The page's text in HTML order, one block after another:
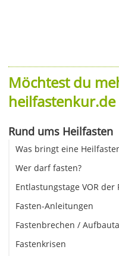
Möchtest du
heilfastenkur.de
Rund ums Heilfasten
Was bringt eine
Wer darf fasten?
Entlastungstage VOR der
Fasten-Anleitungen
Fastenbrechen /
Fastenkrisen